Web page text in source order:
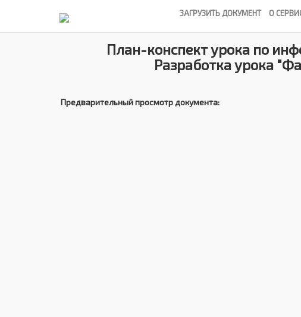
ЗАГРУЗИТЬ ДОКУМЕНТ О
План-конспект урока по
Разработка урока
Предварительный просмотр документа: